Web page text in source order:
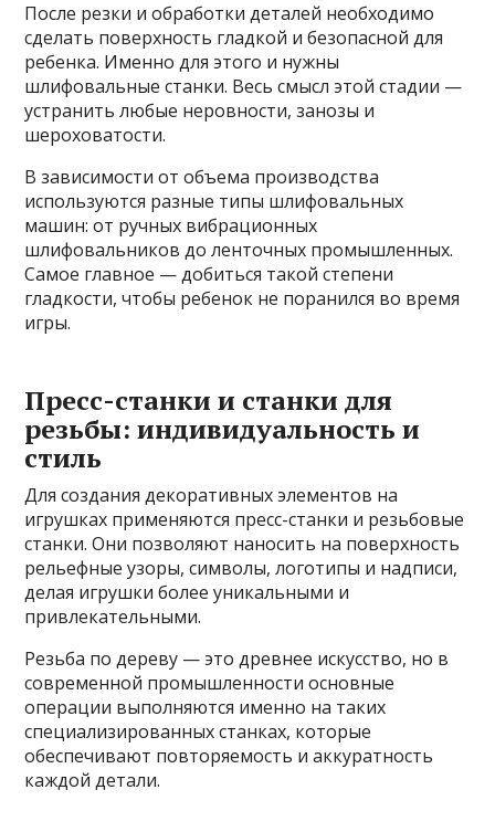
После резки и обработки деталей необходимо
сделать поверхность гладкой и безопасной для
ребенка. Именно для этого и нужны
шлифовальные станки. Весь смысл этой стадии —
устранить любые неровности, занозы и
шероховатости.
В зависимости от объема производства
используются разные типы шлифовальных
машин: от ручных вибрационных
шлифовальников до ленточных промышленных.
Самое главное — добиться такой степени
гладкости, чтобы ребенок не поранился во время
игры.
Пресс-станки и станки для
резьбы: индивидуальность и
стиль
Для создания декоративных элементов на
игрушках применяются пресс-станки и резьбовые
станки. Они позволяют наносить на поверхность
рельефные узоры, символы, логотипы и надписи,
делая игрушки более уникальными и
привлекательными.
Резьба по дереву — это древнее искусство, но в
современной промышленности основные
операции выполняются именно на таких
специализированных станках, которые
обеспечивают повторяемость и аккуратность
каждой детали.